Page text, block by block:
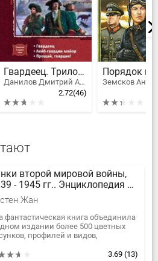
Гвардеец. Трилогия
Данилов Дмитрий Алексеевич
2.72(46)
Земсков
второй мировой войны,
- 1945 гг.. Энциклопедия в
Жан
фантастическая книга объединила
издании более 500 цветных
профилей и видов,
Жана Рестена.Крупнейший...
3.69 (13)